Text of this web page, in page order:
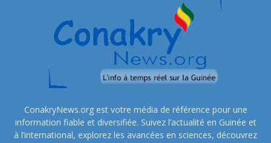
ConakryNews.org est votre média de référence pour une
information fiable et diversifiée. Suivez l’actualité en Guinée et
à l’international, explorez les avancées en sciences, découvrez